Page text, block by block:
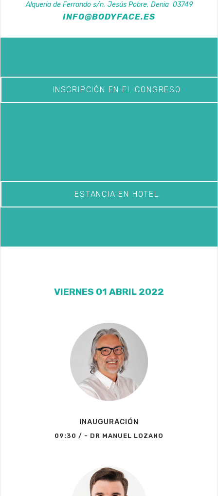
Alqueria de Ferrando s/n, Jesús Pobre, Denia 03749
INFO@BODYFACE.ES
INSCRIPCIÓN EN EL CONGRESO
ESTANCIA EN HOTEL
VIERNES 01 ABRIL 2022
INAUGURACIÓN
09:30 / - DR MANUEL LOZANO